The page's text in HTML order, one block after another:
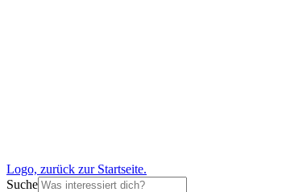
Logo, zurück zur Startseite.
Suche